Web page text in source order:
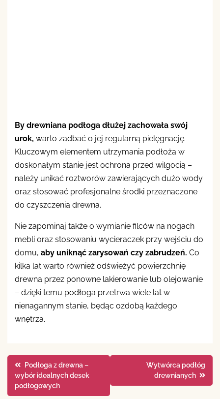
By drewniana podłoga dłużej zachowała swój
urok, warto zadbać o jej regularną pielęgnację.
Kluczowym elementem utrzymania podłoża w
doskonałym stanie jest ochrona przed wilgocią –
należy unikać roztworów zawierających dużo wody
oraz stosować profesjonalne środki przeznaczone
do czyszczenia drewna.
Nie zapominaj także o wymianie filców na nogach
mebli oraz stosowaniu wycieraczek przy wejściu do
domu, aby uniknąć zarysowań czy zabrudzeń. Co
kilka lat warto również odświeżyć powierzchnię
drewna przez ponowne lakierowanie lub olejowanie
– dzięki temu podłoga przetrwa wiele lat w
nienagannym stanie, będąc ozdobą każdego
wnętrza.
Nawigacja
wpisu
Podłoga z drewna –
wybór idealnych desek
podłogowych
Wytwórca podłóg
drewnianych